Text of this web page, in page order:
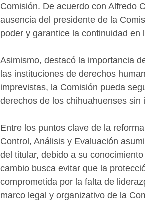
Comisión. De acuerdo con Alfredo
ausencia del presidente de la
poder y garantice la continuidad en
Asimismo, destacó la importancia
las instituciones de derechos
imprevistas, la Comisión pueda
derechos de los chihuahuenses sin
Entre los puntos clave de la
Control, Análisis y Evaluación
del titular, debido a su
cambio busca evitar que la
comprometida por la falta de
marco legal y organizativo de la